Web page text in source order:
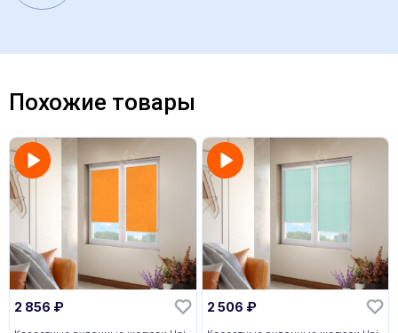
Похожие товары
2 856 ₽ 2 506 ₽